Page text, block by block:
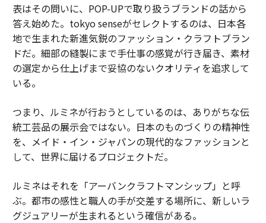
表はその問いに、POP-UPで取り扱うブランドの話から
答え始めた。tokyo senseがセレクトするのは、日本各
地で生まれた新進気鋭のファッション・クラフトブラン
ドだ。細部の縫製にまで手仕事の感覚が行き届き、素材
の選定から仕上げまで妥協のないクオリティを追求して
いる。
つまり、ルミネが行おうとしているのは、ありがちな伝
統工芸品の展示会ではない。日本のものづくりの精神性
を、メイド・イン・ジャパンの現代的なファッションと
して、世界に届けるプロジェクトだ。
ルミネはそれを「アーバンクラフトマンシップ」と呼
ぶ。都市の感性と職人の手が交差する場所に、新しいラ
グジュアリーが生まれるという確信がある。